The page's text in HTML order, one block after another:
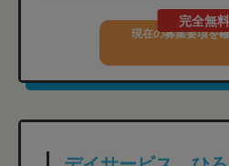
完全無料
現在の募集要項を